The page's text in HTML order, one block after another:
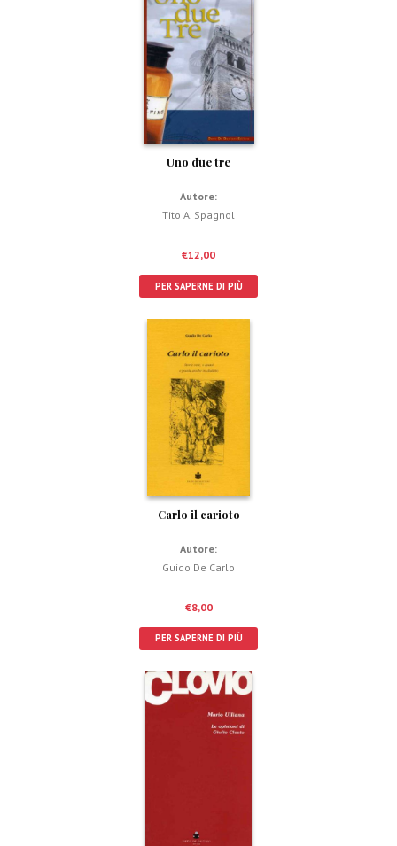
Uno due tre
Autore:
Tito A. Spagnol
€12,00
PER SAPERNE DI PIÙ
Carlo il carioto
Autore:
Guido De Carlo
€8,00
PER SAPERNE DI PIÙ